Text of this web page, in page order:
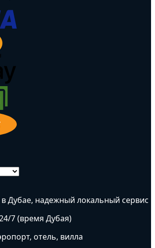
Дубае, надежный локальный сервис
7 (время Дубая)
отель, вилла